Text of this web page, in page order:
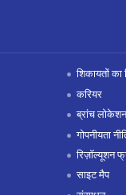
शिकायतों का
करियर
ब्रांच लोकेशन
गोपनीयता
रिज़ॉल्यूशन
साइट मैप